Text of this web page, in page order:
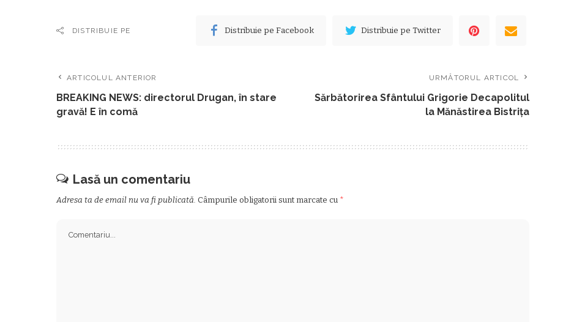
DISTRIBUIE PE Distribuie pe Facebook Distribuie pe Twitter
ARTICOLUL ANTERIOR
BREAKING NEWS: directorul Drugan, în stare
gravă! E în comă
URMĂTORUL ARTICOL
Sărbătorirea Sfântului Grigorie Decapolitul
la Mănăstirea Bistrița
Lasă un comentariu
Adresa ta de email nu va fi publicată. Câmpurile obligatorii sunt marcate cu *